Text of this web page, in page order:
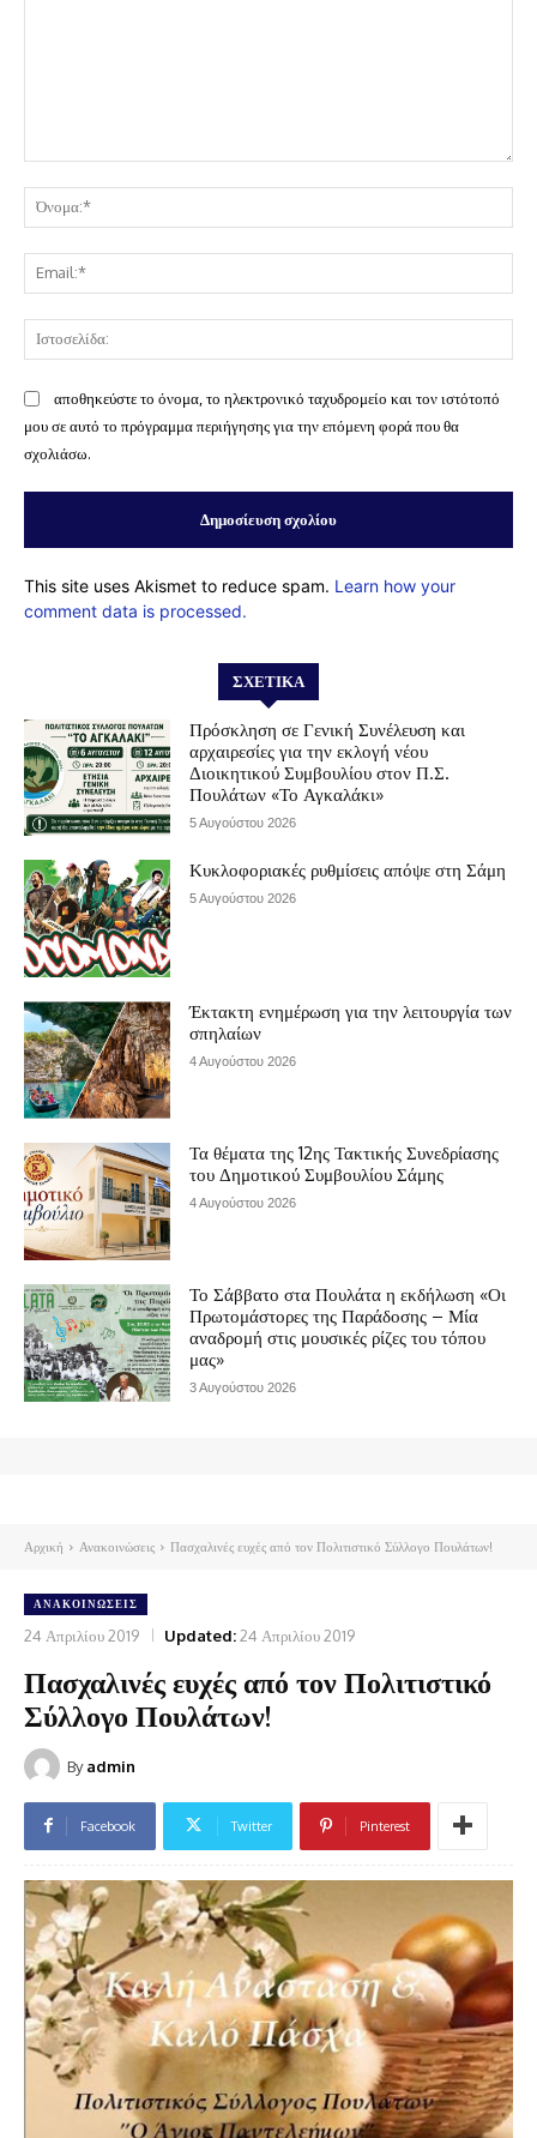
αποθηκεύστε το όνομα, το ηλεκτρονικό ταχυδρομείο και τον ιστότοπό
μου σε αυτό το πρόγραμμα περιήγησης για την επόμενη φορά που θα
σχολιάσω.
This site uses Akismet to reduce spam. Learn how your
comment data is processed.
ΣΧΕΤΙΚΆ
Πρόσκληση σε Γενική Συνέλευση και
αρχαιρεσίες για την εκλογή νέου
Διοικητικού Συμβουλίου στον Π.Σ.
Πουλάτων «Το Αγκαλάκι»
5 Αυγούστου 2026
Κυκλοφοριακές ρυθμίσεις απόψε στη Σάμη
5 Αυγούστου 2026
Έκτακτη ενημέρωση για την λειτουργία των
σπηλαίων
4 Αυγούστου 2026
Τα θέματα της 12ης Τακτικής Συνεδρίασης
του Δημοτικού Συμβουλίου Σάμης
4 Αυγούστου 2026
Το Σάββατο στα Πουλάτα η εκδήλωση «Οι
Πρωτομάστορες της Παράδοσης – Μία
αναδρομή στις μουσικές ρίζες του τόπου
μας»
3 Αυγούστου 2026